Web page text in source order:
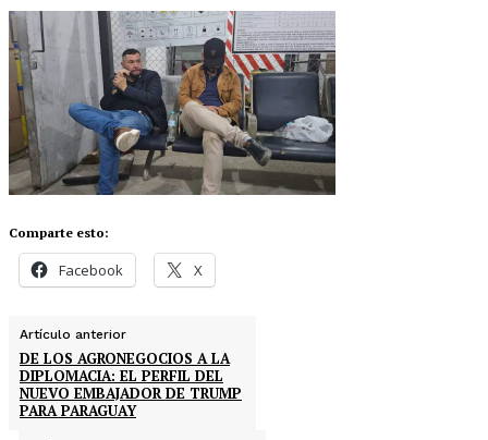
Comparte esto:
Facebook X
Artículo anterior
DE LOS AGRONEGOCIOS A LA
DIPLOMACIA: EL PERFIL DEL
NUEVO EMBAJADOR DE TRUMP
PARA PARAGUAY